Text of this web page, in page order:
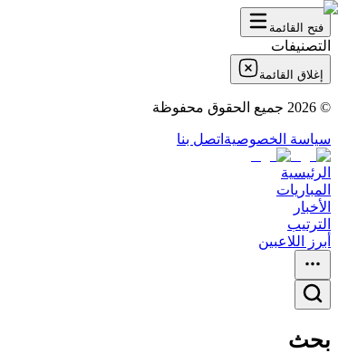
فتح القائمة
التصنيفات
إغلاق القائمة
©
2026 جميع الحقوق محفوظة
سياسة الخصوصية اتصل بنا
الرئيسية
المباريات
الأخبار
الترتيب
أبرز اللاعبين
بحث